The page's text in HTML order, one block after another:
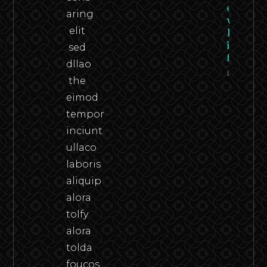
aring
elit
sed
dllao
the
eimod
tempor
inciunt
ullaco
laboris
aliquip
alora
tolfy
alora
tolda
foucos
en
viva –
in the
flesh
Leer